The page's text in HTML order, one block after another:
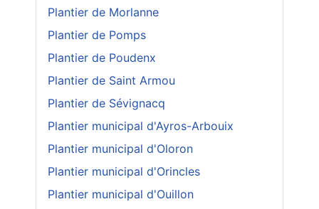
Plantier de Morlanne
Plantier de Pomps
Plantier de Poudenx
Plantier de Saint Armou
Plantier de Sévignacq
Plantier municipal d'Ayros-Arbouix
Plantier municipal d'Oloron
Plantier municipal d'Orincles
Plantier municipal d'Ouillon